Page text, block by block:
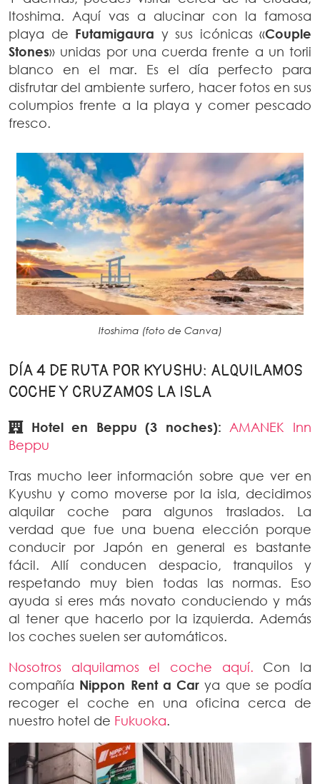
Itoshima. Aquí vas a alucinar con la famosa
playa de Futamigaura y sus icónicas «Couple
Stones» unidas por una cuerda frente a un torii
blanco en el mar. Es el día perfecto para
disfrutar del ambiente surfero, hacer fotos en sus
columpios frente a la playa y comer pescado
fresco.
Itoshima (foto de Canva)
DÍA 4 DE RUTA POR KYUSHU: ALQUILAMOS
COCHE Y CRUZAMOS LA ISLA
Hotel en Beppu (3 noches): AMANEK Inn
Beppu
Tras mucho leer información sobre que ver en
Kyushu y como moverse por la isla, decidimos
alquilar coche para algunos traslados. La
verdad que fue una buena elección porque
conducir por Japón en general es bastante
fácil. Allí conducen despacio, tranquilos y
respetando muy bien todas las normas. Eso
ayuda si eres más novato conduciendo y más
al tener que hacerlo por la izquierda. Además
los coches suelen ser automáticos.
Nosotros alquilamos el coche aquí. Con la
compañía Nippon Rent a Car ya que se podía
recoger el coche en una oficina cerca de
nuestro hotel de Fukuoka.